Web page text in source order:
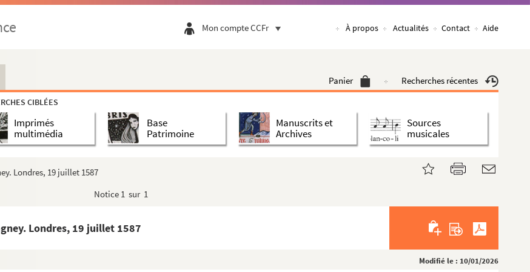
Mon compte CCFr À propos Actualités Contact Aide
Panier Recherches récentes
CIBLÉES
Imprimés
multimédia
Base
Patrimoine
Manuscrits et
Archives
Sources
musicales
Londres, 19 juillet 1587
Notice 1 sur 1
Londres, 19 juillet 1587
Modifié le : 10/01/2026